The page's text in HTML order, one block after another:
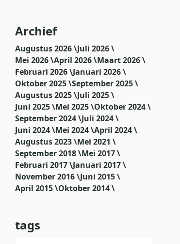
Archief
Augustus 2026 \Juli 2026 \
Mei 2026 \April 2026 \Maart 2026 \
Februari 2026 \Januari 2026 \
Oktober 2025 \September 2025 \
Augustus 2025 \Juli 2025 \
Juni 2025 \Mei 2025 \Oktober 2024 \
September 2024 \Juli 2024 \
Juni 2024 \Mei 2024 \April 2024 \
Augustus 2023 \Mei 2021 \
September 2018 \Mei 2017 \
Februari 2017 \Januari 2017 \
November 2016 \Juni 2015 \
April 2015 \Oktober 2014 \
tags